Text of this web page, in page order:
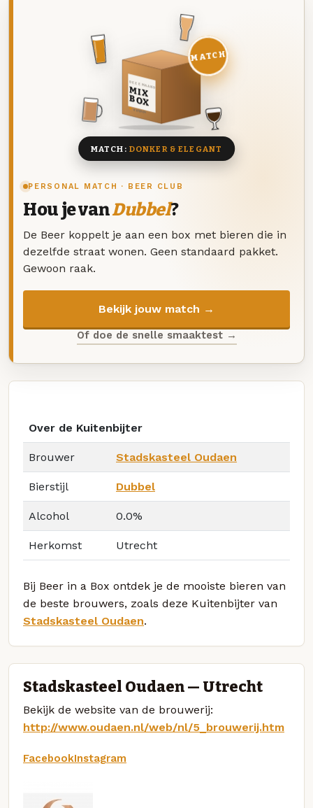
PERSONAL MATCH · BEER CLUB
Hou je vanDubbel?
De Beer koppelt je aan een box met bieren die in
dezelfde straat wonen. Geen standaard pakket.
Gewoon raak.
Bekijk jouw match →
Of doe de snelle smaaktest →
DEZE MAAND
MIX
BOX
8 BIEREN
MATCH
MATCH: DONKER & ELEGANT
Over de Kuitenbijter
Brouwer Stadskasteel Oudaen
Bierstijl Dubbel
Alcohol 0.0%
Herkomst Utrecht
Bij Beer in a Box ontdek je de mooiste bieren van
de beste brouwers, zoals deze Kuitenbijter van
Stadskasteel Oudaen.
Stadskasteel Oudaen — Utrecht
Bekijk de website van de brouwerij:
http://www.oudaen.nl/web/nl/5_brouwerij.htm
FacebookInstagram